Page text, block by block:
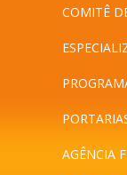
COMITÊ
AGÊNCIA